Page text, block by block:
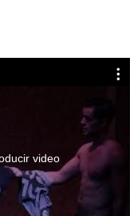
video